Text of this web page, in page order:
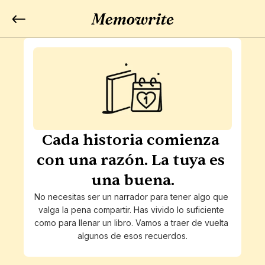
Cada historia comienza
con una razón. La tuya es
una buena.
No necesitas ser un narrador para tener algo que
valga la pena compartir. Has vivido lo suficiente
como para llenar un libro. Vamos a traer de vuelta
algunos de esos recuerdos.